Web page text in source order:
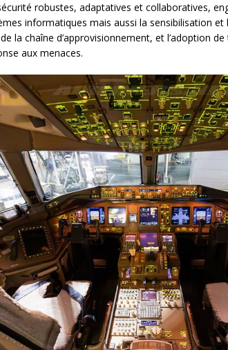
robustes, adaptatives et collaboratives,
informatiques mais aussi la sensibilisation
la chaîne d’approvisionnement, et l’adoption
aux menaces.